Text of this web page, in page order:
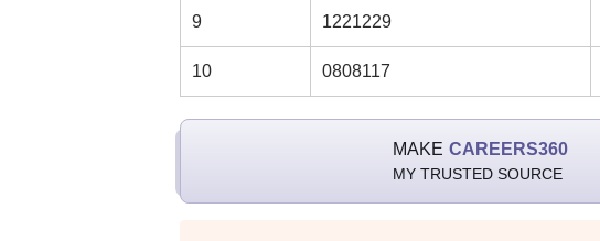
9 1221229
10 0808117
MAKE CAREERS360
MY TRUSTED SOURCE